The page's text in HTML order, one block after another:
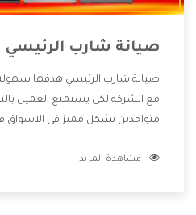
صيانة شارب الرئيسي
صيانة شارب الرئيسي هدفها
مع الشركة لكى يستمتع العميل
متواجدين بشكل مميز فى الاسواق
الشركة بها والتى تكون منها خدمة
مشاهدة المزيد